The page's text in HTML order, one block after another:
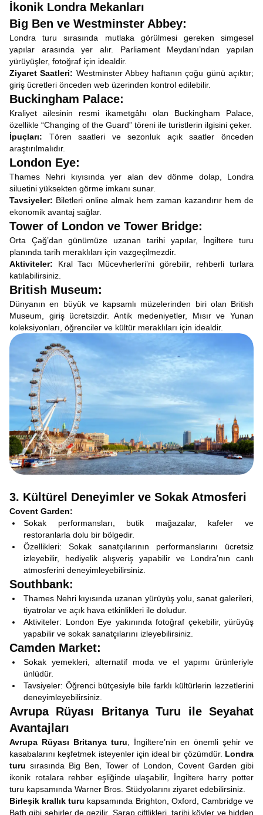
İkonik Londra Mekanları
Big Ben ve Westminster Abbey:
Londra turu sırasında mutlaka görülmesi gereken simgesel
yapılar arasında yer alır. Parliament Meydanı’ndan yapılan
yürüyüşler, fotoğraf için idealdir.
Ziyaret Saatleri: Westminster Abbey haftanın çoğu günü açıktır;
giriş ücretleri önceden web üzerinden kontrol edilebilir.
Buckingham Palace:
Kraliyet ailesinin resmi ikametgâhı olan Buckingham Palace,
özellikle “Changing of the Guard” töreni ile turistlerin ilgisini çeker.
İpuçları: Tören saatleri ve sezonluk açık saatler önceden
araştırılmalıdır.
London Eye:
Thames Nehri kıyısında yer alan dev dönme dolap, Londra
siluetini yüksekten görme imkanı sunar.
Tavsiyeler: Biletleri online almak hem zaman kazandırır hem de
ekonomik avantaj sağlar.
Tower of London ve Tower Bridge:
Orta Çağ’dan günümüze uzanan tarihi yapılar, İngiltere turu
planında tarih meraklıları için vazgeçilmezdir.
Aktiviteler: Kral Tacı Mücevherleri’ni görebilir, rehberli turlara
katılabilirsiniz.
British Museum:
Dünyanın en büyük ve kapsamlı müzelerinden biri olan British
Museum, giriş ücretsizdir. Antik medeniyetler, Mısır ve Yunan
koleksiyonları, öğrenciler ve kültür meraklıları için idealdir.
3. Kültürel Deneyimler ve Sokak Atmosferi
Covent Garden:
Sokak performansları, butik mağazalar, kafeler ve
restoranlarla dolu bir bölgedir.
Özellikleri: Sokak sanatçılarının performanslarını ücretsiz
izleyebilir, hediyelik alışveriş yapabilir ve Londra’nın canlı
atmosferini deneyimleyebilirsiniz.
Southbank:
Thames Nehri kıyısında uzanan yürüyüş yolu, sanat galerileri,
tiyatrolar ve açık hava etkinlikleri ile doludur.
Aktiviteler: London Eye yakınında fotoğraf çekebilir, yürüyüş
yapabilir ve sokak sanatçılarını izleyebilirsiniz.
Camden Market:
Sokak yemekleri, alternatif moda ve el yapımı ürünleriyle
ünlüdür.
Tavsiyeler: Öğrenci bütçesiyle bile farklı kültürlerin lezzetlerini
deneyimleyebilirsiniz.
Avrupa Rüyası Britanya Turu ile Seyahat
Avantajları
Avrupa Rüyası Britanya turu , İngiltere’nin en önemli şehir ve
kasabalarını keşfetmek isteyenler için ideal bir çözümdür. Londra
turu sırasında Big Ben, Tower of London, Covent Garden gibi
ikonik rotalara rehber eşliğinde ulaşabilir, İngiltere harry potter
turu kapsamında Warner Bros. Stüdyolarını ziyaret edebilirsiniz.
Birleşik krallık turu kapsamında Brighton, Oxford, Cambridge ve
Bath gibi şehirler de gezilir. Şarap çiftlikleri, tarihi köyler ve hidden